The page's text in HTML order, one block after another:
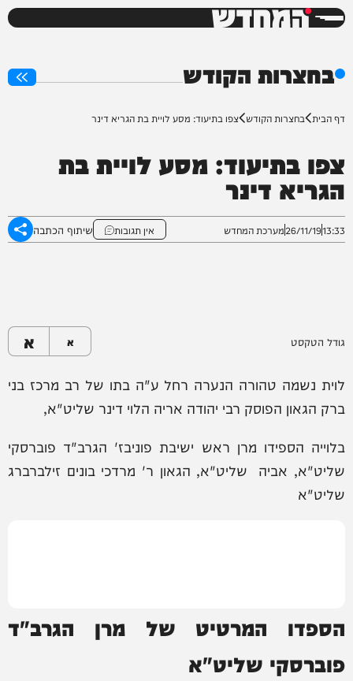
המחדש
בחצרות הקודש
דף הבית בחצרות הקודש צפו בתיעוד: מסע לויית בת הגריא דינר
צפו בתיעוד: מסע לויית בת
הגריא דינר
13:33
26/11/19מערכת המחדש אין תגובות שיתוף הכתבה
גודל הטקסט א א
לוית נשמה טהורה הנערה רחל ע"ה בתו של רב מרכז בני
ברק הגאון הפוסק רבי יהודה אריה הלוי דינר שליט"א,
בלוייה הספידו מרן ראש ישיבת פוניבז' הגרב"ד פוברסקי
שליט"א, אביה שליט"א, הגאון ר' מרדכי בונים זילברברג
שליט"א
הספדו המרטיט של מרן הגרב"ד
פוברסקי שליט"א